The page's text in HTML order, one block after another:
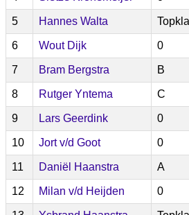
5 Hannes Walta
6 Wout Dijk 0
7 Bram Bergstra B
8 Rutger Yntema C
9 Lars Geerdink 0
10 Jort v/d Goot 0
11 Daniël Haanstra A
12 Milan v/d Heijden 0